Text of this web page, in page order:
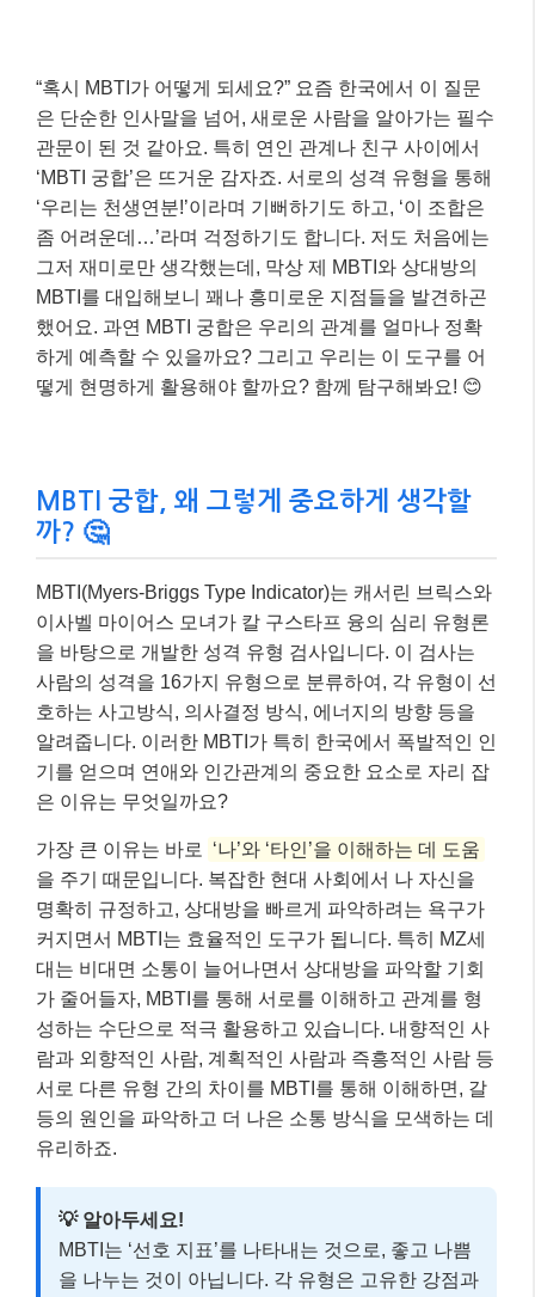
“혹시 MBTI가 어떻게 되세요?” 요즘 한국에서 이 질문
은 단순한 인사말을 넘어, 새로운 사람을 알아가는 필수
관문이 된 것 같아요. 특히 연인 관계나 친구 사이에서
‘MBTI 궁합’은 뜨거운 감자죠. 서로의 성격 유형을 통해
‘우리는 천생연분!’이라며 기뻐하기도 하고, ‘이 조합은
좀 어려운데…’라며 걱정하기도 합니다. 저도 처음에는
그저 재미로만 생각했는데, 막상 제 MBTI와 상대방의
MBTI를 대입해보니 꽤나 흥미로운 지점들을 발견하곤
했어요. 과연 MBTI 궁합은 우리의 관계를 얼마나 정확
하게 예측할 수 있을까요? 그리고 우리는 이 도구를 어
떻게 현명하게 활용해야 할까요? 함께 탐구해봐요! 😊
MBTI 궁합, 왜 그렇게 중요하게 생각할
까? 🤔
MBTI(Myers-Briggs Type Indicator)는 캐서린 브릭스와
이사벨 마이어스 모녀가 칼 구스타프 융의 심리 유형론
을 바탕으로 개발한 성격 유형 검사입니다. 이 검사는
사람의 성격을 16가지 유형으로 분류하여, 각 유형이 선
호하는 사고방식, 의사결정 방식, 에너지의 방향 등을
알려줍니다. 이러한 MBTI가 특히 한국에서 폭발적인 인
기를 얻으며 연애와 인간관계의 중요한 요소로 자리 잡
은 이유는 무엇일까요?
가장 큰 이유는 바로
‘나’와 ‘타인’을 이해하는 데 도움
을 주기 때문입니다. 복잡한 현대 사회에서 나 자신을
명확히 규정하고, 상대방을 빠르게 파악하려는 욕구가
커지면서 MBTI는 효율적인 도구가 됩니다. 특히 MZ세
대는 비대면 소통이 늘어나면서 상대방을 파악할 기회
가 줄어들자, MBTI를 통해 서로를 이해하고 관계를 형
성하는 수단으로 적극 활용하고 있습니다. 내향적인 사
람과 외향적인 사람, 계획적인 사람과 즉흥적인 사람 등
서로 다른 유형 간의 차이를 MBTI를 통해 이해하면, 갈
등의 원인을 파악하고 더 나은 소통 방식을 모색하는 데
유리하죠.
💡 알아두세요!
MBTI는 ‘선호 지표’를 나타내는 것으로, 좋고 나쁨
을 나누는 것이 아닙니다. 각 유형은 고유한 강점과